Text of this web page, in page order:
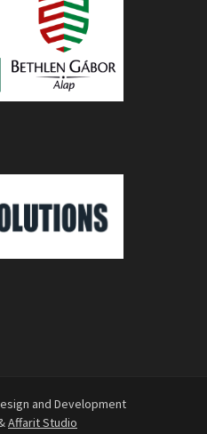
and Development
Affarit Studio